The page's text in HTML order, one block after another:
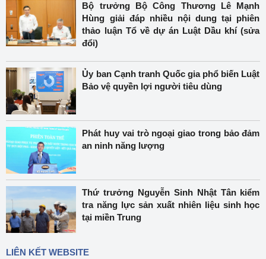
Bộ trưởng Bộ Công Thương Lê Mạnh
Hùng giải đáp nhiều nội dung tại phiên
thảo luận Tổ về dự án Luật Dầu khí (sửa
đổi)
Ủy ban Cạnh tranh Quốc gia phổ biến Luật
Bảo vệ quyền lợi người tiêu dùng
Phát huy vai trò ngoại giao trong bảo đảm
an ninh năng lượng
Thứ trưởng Nguyễn Sinh Nhật Tân kiểm
tra năng lực sản xuất nhiên liệu sinh học
tại miền Trung
LIÊN KẾT WEBSITE